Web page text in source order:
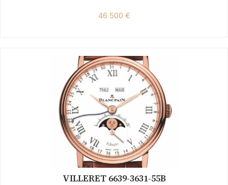
46 500 €
VILLERET 6639-3631-55B